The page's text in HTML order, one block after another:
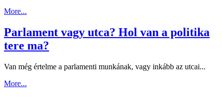
More...
Parlament vagy utca? Hol van a politika
tere ma?
Van még értelme a parlamenti munkának, vagy inkább az utcai...
More...